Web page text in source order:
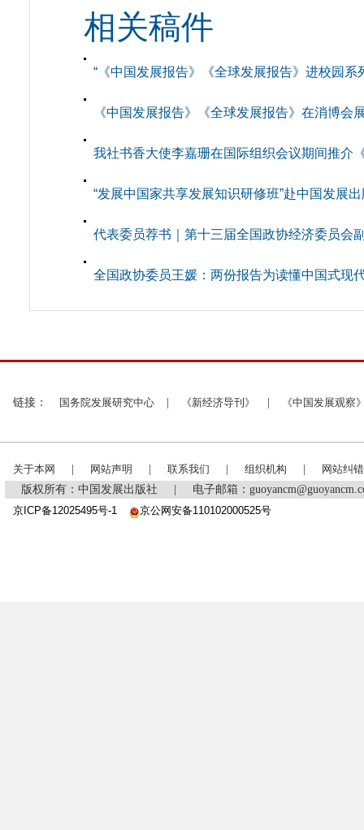
相关稿件
“《中国发展报告》《全球发展报告》进校园系
《中国发展报告》《全球发展报告》在消博会
我社书香大使李嘉珊在国际组织会议期间推介
“发展中国家共享发展知识研修班”赴中国发展
代表委员荐书｜第十三届全国政协经济委员会
全国政协委员王媛：两份报告为读懂中国式现
链接： 国务院发展研究中心 《新经济导刊》 《中国发展观察
关于本网 网站声明 联系我们 组织机构
网站纠错
版权所有：中国发展出版社
电子邮箱：
京ICP备12025495号-1
京公网安备110102000525号